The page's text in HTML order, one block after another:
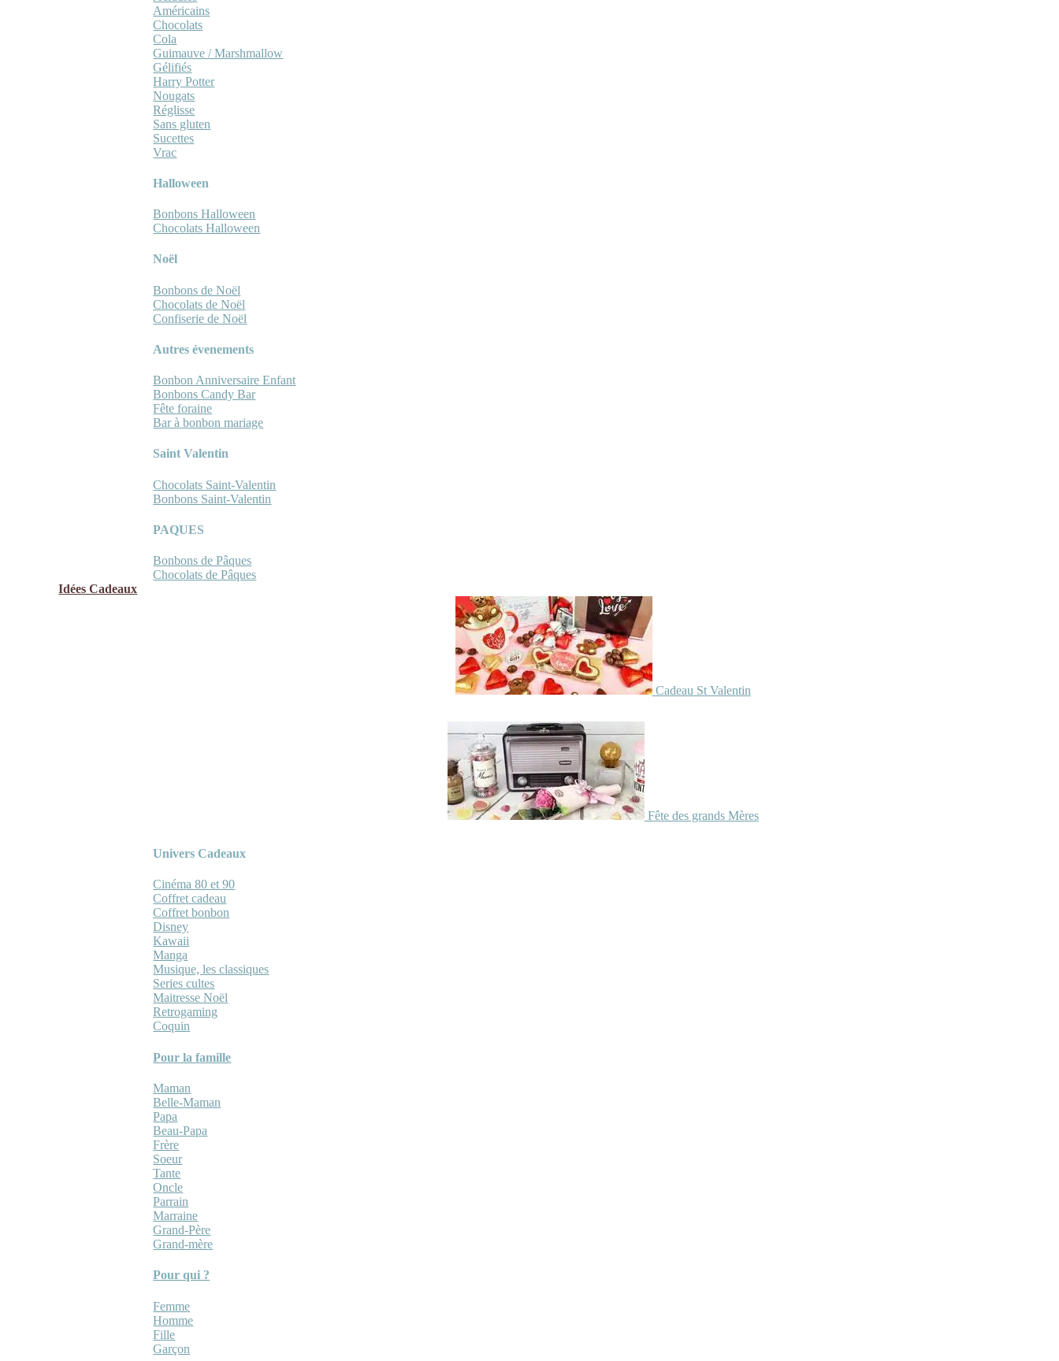
Américains
Chocolats
Cola
Guimauve / Marshmallow
Gélifiés
Harry Potter
Nougats
Réglisse
Sans gluten
Sucettes
Vrac
Halloween
Bonbons Halloween
Chocolats Halloween
Noël
Bonbons de Noël
Chocolats de Noël
Confiserie de Noël
Autres évenements
Bonbon Anniversaire Enfant
Bonbons Candy Bar
Fête foraine
Bar à bonbon mariage
Saint Valentin
Chocolats Saint-Valentin
Bonbons Saint-Valentin
PAQUES
Bonbons de Pâques
Chocolats de Pâques
Idées Cadeaux
Cadeau St Valentin
Fête des grands Mères
Univers Cadeaux
Cinéma 80 et 90
Coffret cadeau
Coffret bonbon
Disney
Kawaii
Manga
Musique, les classiques
Series cultes
Maitresse Noël
Retrogaming
Coquin
Pour la famille
Maman
Belle-Maman
Papa
Beau-Papa
Frère
Soeur
Tante
Oncle
Parrain
Marraine
Grand-Père
Grand-mère
Pour qui ?
Femme
Homme
Fille
Garçon